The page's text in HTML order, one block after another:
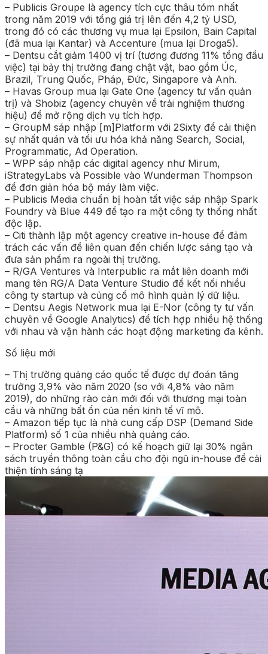
– Publicis Groupe là agency tích cực thâu tóm nhất
trong năm 2019 với tổng giá trị lên đến 4,2 tỷ USD,
trong đó có các thương vụ mua lại Epsilon, Bain Capital
(đã mua lại Kantar) và Accenture (mua lại Droga5).
– Dentsu cắt giảm 1400 vị trí (tương đương 11% tổng đầu
việc) tại bảy thị trường đang chật vật, bao gồm Úc,
Brazil, Trung Quốc, Pháp, Đức, Singapore và Anh.
– Havas Group mua lại Gate One (agency tư vấn quản
trị) và Shobiz (agency chuyên về trải nghiệm thương
hiệu) để mở rộng dịch vụ tích hợp.
– GroupM sáp nhập [m]Platform với 2Sixty để cải thiện
sự nhất quán và tối ưu hóa khả năng Search, Social,
Programmatic, Ad Operation.
– WPP sáp nhập các digital agency như Mirum,
iStrategyLabs và Possible vào Wunderman Thompson
để đơn giản hóa bộ máy làm việc.
– Publicis Media chuẩn bị hoàn tất việc sáp nhập Spark
Foundry và Blue 449 để tạo ra một công ty thống nhất
độc lập.
– Citi thành lập một agency creative in-house để đảm
trách các vấn đề liên quan đến chiến lược sáng tạo và
đưa sản phẩm ra ngoài thị trường.
– R/GA Ventures và Interpublic ra mắt liên doanh mới
mang tên RG/A Data Venture Studio để kết nối nhiều
công ty startup và củng cố mô hình quản lý dữ liệu.
– Dentsu Aegis Network mua lại E-Nor (công ty tư vấn
chuyên về Google Analytics) để tích hợp nhiều hệ thống
với nhau và vận hành các hoạt động marketing đa kênh.
Số liệu mới
– Thị trường quảng cáo quốc tế được dự đoán tăng
trưởng 3,9% vào năm 2020 (so với 4,8% vào năm
2019), do những rào cản mới đối với thương mại toàn
cầu và những bất ổn của nền kinh tế vĩ mô.
– Amazon tiếp tục là nhà cung cấp DSP (Demand Side
Platform) số 1 của nhiều nhà quảng cáo.
– Procter Gamble (P&G) có kế hoạch giữ lại 30% ngân
sách truyền thông toàn cầu cho đội ngũ in-house để cải
thiện tính sáng tạ